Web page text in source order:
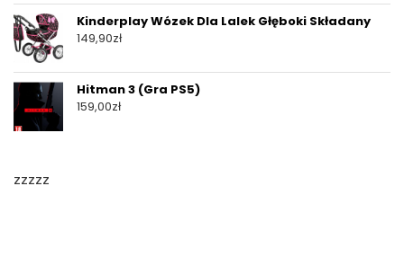
Kinderplay Wózek Dla Lalek Głęboki Składany
149,90zł
Hitman 3 (Gra PS5)
159,00zł
zzzzz